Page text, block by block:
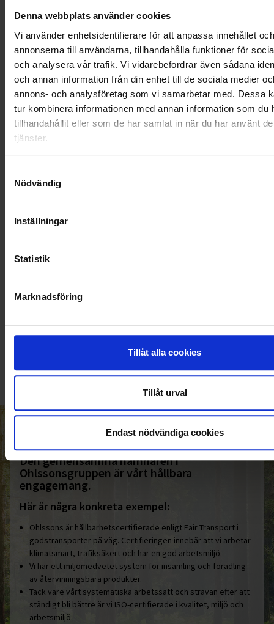
Denna webbplats använder cookies
Vi använder enhetsidentifierare för att anpassa innehållet och
annonserna till användarna, tillhandahålla funktioner för
och analysera vår trafik. Vi vidarebefordrar även sådana
och annan information från din enhet till de sociala medier
annons- och analysföretag som vi samarbetar med. Dessa
tur kombinera informationen med annan information som du
tillhandahållit eller som de har samlat in när du har använt
tjänster.
Nödvändig
Inställningar
Statistik
Marknadsföring
Tillåt alla cookies
Tillåt urval
Endast nödvändiga cookies
RENHÅLLNING
SAMARBETEN
VELLINGE
010-45 00 200​
HELT ENKELT HÅLLBART
Den gemensamma nämnaren i
Ohlssonsgruppen är vårt hållbara
engagemang.
Här är några konkreta exempel:
Ohlssons är hållbarhetscertifierade enligt Fair Transport i
godstransporter på väg. Certifieringen innebär att vi arbetar
klimatsmart, trafiksäkert och har en god arbetsmiljö.
Vi har ett miljömedvetet system för insamling och förädling
av återvinningsbara produkter.
Tack vare vårt systematiska arbetssätt och strävan efter att
ständigt bli bättre är vi ISO-certifierade i kvalitet, miljö och
arbetsmiljö.